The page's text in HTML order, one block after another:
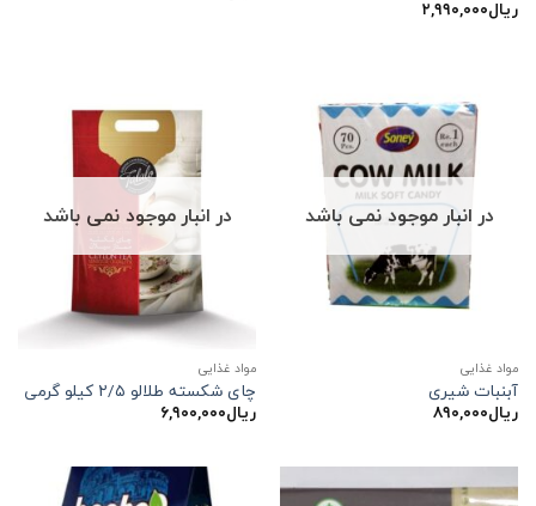
ریال۲,۹۹۰,۰۰۰
در انبار موجود نمی باشد
مواد غذایی
آبنبات شیری
ریال۸۹۰,۰۰۰
در انبار موجود نمی باشد
مواد غذایی
چای شکسته طلالو ۲/۵ کیلو گرمی
ریال۶,۹۰۰,۰۰۰